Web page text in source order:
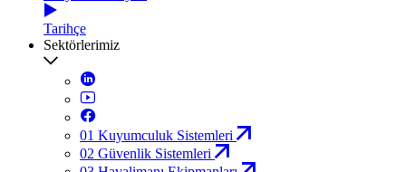
Tarihçe
Sektörlerimiz
01 Kuyumculuk Sistemleri
02 Güvenlik Sistemleri